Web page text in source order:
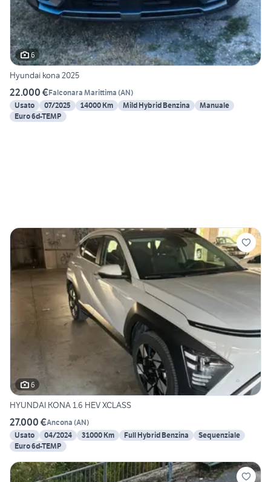
6
Hyundai kona 2025
22.000 €Falconara Marittima (AN)
Usato
07/2025 14000 Km Mild Hybrid Benzina
Manuale
Euro 6d-TEMP
6
HYUNDAI KONA 1.6 HEV XCLASS
27.000 €Ancona (AN)
Usato
04/2024 31000 Km Full Hybrid Benzina
Sequenziale
Euro 6d-TEMP